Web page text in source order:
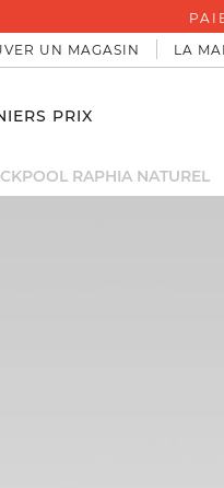
UN MAGASIN LA
PRIX
RAPHIA NATUREL